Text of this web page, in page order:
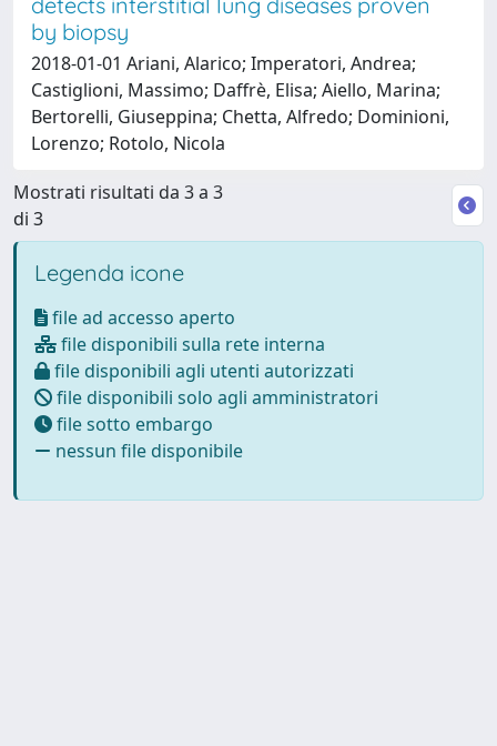
by biopsy
2018-01-01 Ariani, Alarico; Imperatori, Andrea;
Castiglioni, Massimo; Daffrè, Elisa; Aiello, Marina;
Bertorelli, Giuseppina; Chetta, Alfredo; Dominioni,
Lorenzo; Rotolo, Nicola
Mostrati risultati da 3 a 3
di 3
Legenda icone
file ad accesso aperto
file disponibili sulla rete interna
file disponibili agli utenti autorizzati
file disponibili solo agli amministratori
file sotto embargo
nessun file disponibile